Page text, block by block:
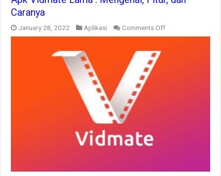
Caranya
January 28, 2022 Aplikasi Comments Offon
Apk